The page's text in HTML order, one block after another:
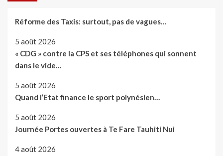
Réforme des Taxis: surtout, pas de vagues…
5 août 2026
« CDG » contre la CPS et ses téléphones qui sonnent
dans le vide…
5 août 2026
Quand l’Etat finance le sport polynésien…
5 août 2026
Journée Portes ouvertes à Te Fare Tauhiti Nui
4 août 2026